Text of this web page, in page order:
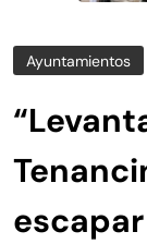
Ayuntamientos